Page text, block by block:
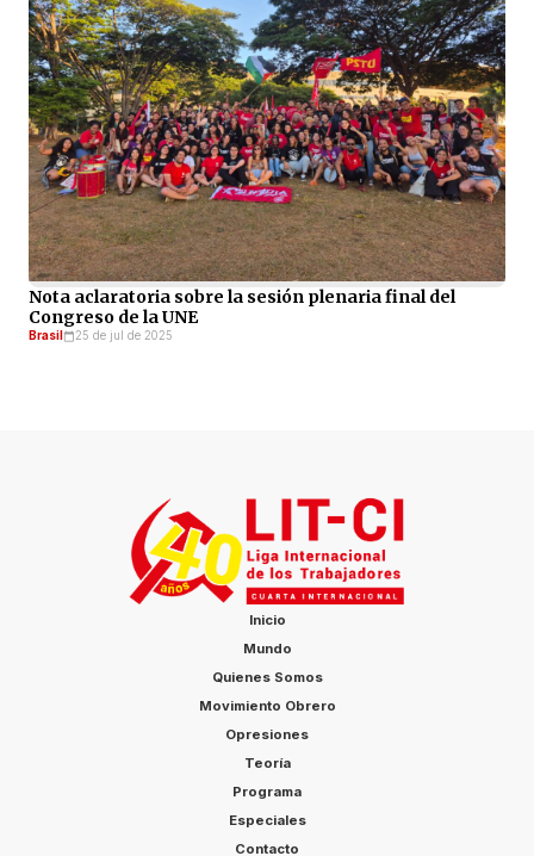
Nota aclaratoria sobre la sesión plenaria final del
Congreso de la UNE
Brasil 25 de jul de 2025
Inicio
Mundo
Quienes Somos
Movimiento Obrero
Opresiones
Teoría
Programa
Especiales
Contacto